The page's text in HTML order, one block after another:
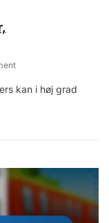
On
Mønter:
kan i høj grad